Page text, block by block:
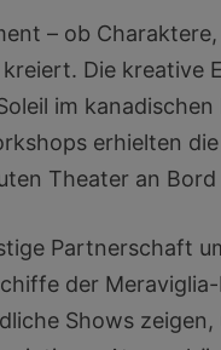
– ob
kreiert. Die kreative
im
erhielten
Theater an
Partnerschaft
der
Shows